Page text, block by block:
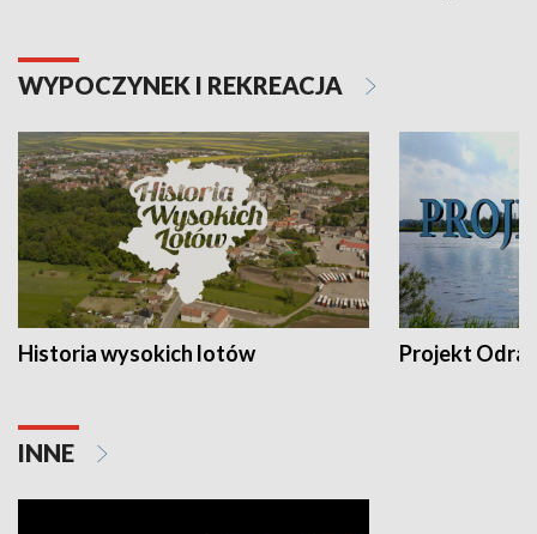
WYPOCZYNEK I REKREACJA
Historia wysokich lotów Projekt Odra
INNE